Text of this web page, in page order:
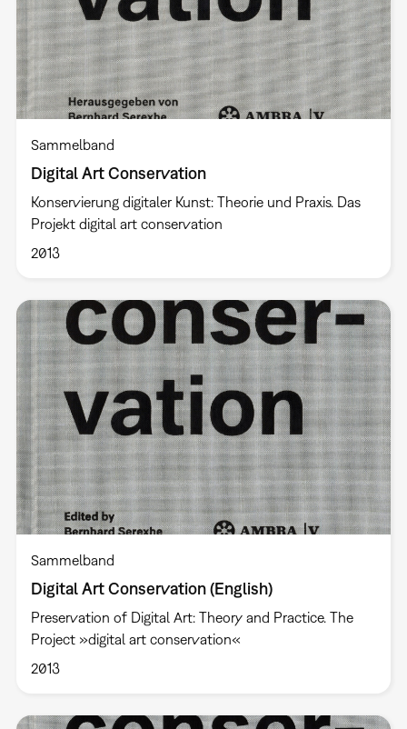
Sammelband
Digital Art Conservation
Konservierung digitaler Kunst: Theorie und Praxis. Das
Projekt digital art conservation
2013
Sammelband
Digital Art Conservation (English)
Preservation of Digital Art: Theory and Practice. The
Project »digital art conservation«
2013